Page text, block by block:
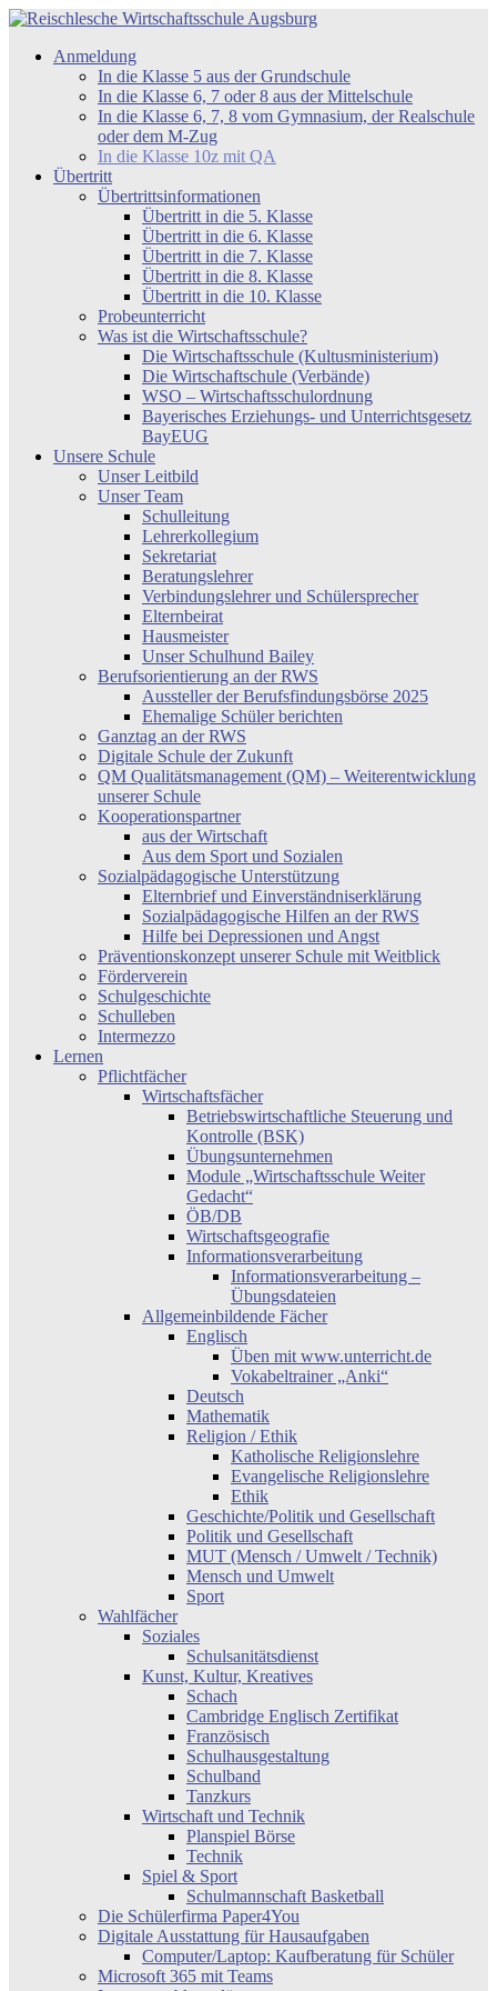
Zum
springen
Reischlesche
Wirtschaftsschule
Anmeldung
In die Klasse 5 aus der Grundschule
In die Klasse 6, 7 oder 8 aus der Mittelschule
In die Klasse 6, 7, 8 vom Gymnasium, der Realschule
oder dem M-Zug
In die Klasse 10z mit QA
Übertritt
Übertrittsinformationen
Übertritt in die 5. Klasse
Übertritt in die 6. Klasse
Übertritt in die 7. Klasse
Übertritt in die 8. Klasse
Übertritt in die 10. Klasse
Probeunterricht
Was ist die Wirtschaftsschule?
Die Wirtschaftsschule (Kultusministerium)
Die Wirtschaftschule (Verbände)
WSO – Wirtschaftsschulordnung
Bayerisches Erziehungs- und Unterrichtsgesetz
BayEUG
Unsere Schule
Unser Leitbild
Unser Team
Schulleitung
Lehrerkollegium
Sekretariat
Beratungslehrer
Verbindungslehrer und Schülersprecher
Elternbeirat
Hausmeister
Unser Schulhund Bailey
Berufsorientierung an der RWS
Aussteller der Berufsfindungsbörse 2025
Ehemalige Schüler berichten
Ganztag an der RWS
Digitale Schule der Zukunft
QM Qualitätsmanagement (QM) – Weiterentwicklung
unserer Schule
Kooperationspartner
aus der Wirtschaft
Aus dem Sport und Sozialen
Sozialpädagogische Unterstützung
Elternbrief und Einverständniserklärung
Sozialpädagogische Hilfen an der RWS
Hilfe bei Depressionen und Angst
Präventionskonzept unserer Schule mit Weitblick
Förderverein
Schulgeschichte
Schulleben
Intermezzo
Lernen
Pflichtfächer
Wirtschaftsfächer
Betriebswirtschaftliche Steuerung und
Kontrolle (BSK)
Übungsunternehmen
Module „Wirtschaftsschule Weiter
Gedacht“
ÖB/DB
Wirtschaftsgeografie
Informationsverarbeitung
Informationsverarbeitung –
Übungsdateien
Allgemeinbildende Fächer
Englisch
Üben mit www.unterricht.de
Vokabeltrainer „Anki“
Deutsch
Mathematik
Religion / Ethik
Katholische Religionslehre
Evangelische Religionslehre
Ethik
Geschichte/Politik und Gesellschaft
Politik und Gesellschaft
MUT (Mensch / Umwelt / Technik)
Mensch und Umwelt
Sport
Wahlfächer
Soziales
Schulsanitätsdienst
Kunst, Kultur, Kreatives
Schach
Cambridge Englisch Zertifikat
Französisch
Schulhausgestaltung
Schulband
Tanzkurs
Wirtschaft und Technik
Planspiel Börse
Technik
Spiel & Sport
Schulmannschaft Basketball
Die Schülerfirma Paper4You
Digitale Ausstattung für Hausaufgaben
Computer/Laptop: Kaufberatung für Schüler
Microsoft 365 mit Teams